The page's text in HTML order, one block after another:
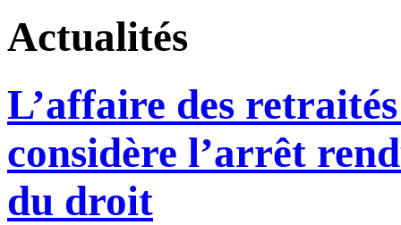
Actualités
L’affaire des
considère l’arrêt
du droit